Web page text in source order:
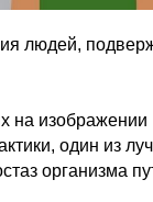
людей,
на изображении
один из
организма